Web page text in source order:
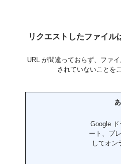
リクエストしたファイル
URL が間違っておらず、ファ
されていないことを
Google
ート、プ
してオン